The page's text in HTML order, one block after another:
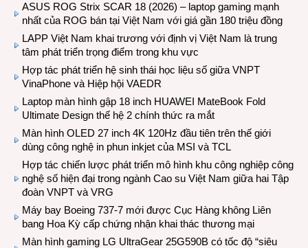
ASUS ROG Strix SCAR 18 (2026) – laptop gaming mạnh
nhất của ROG bán tại Việt Nam với giá gần 180 triệu đồng
LAPP Việt Nam khai trương với định vị Việt Nam là trung
tâm phát triển trọng điểm trong khu vực
Hợp tác phát triển hệ sinh thái học liệu số giữa VNPT
VinaPhone và Hiệp hội VAEDR
Laptop màn hình gập 18 inch HUAWEI MateBook Fold
Ultimate Design thế hệ 2 chính thức ra mắt
Màn hình OLED 27 inch 4K 120Hz đầu tiên trên thế giới
dùng công nghệ in phun inkjet của MSI và TCL
Hợp tác chiến lược phát triển mô hình khu công nghiệp công
nghệ số hiện đại trong ngành Cao su Việt Nam giữa hai Tập
đoàn VNPT và VRG
Máy bay Boeing 737-7 mới được Cục Hàng không Liên
bang Hoa Kỳ cấp chứng nhận khai thác thương mại
Màn hình gaming LG UltraGear 25G590B có tốc độ “siêu